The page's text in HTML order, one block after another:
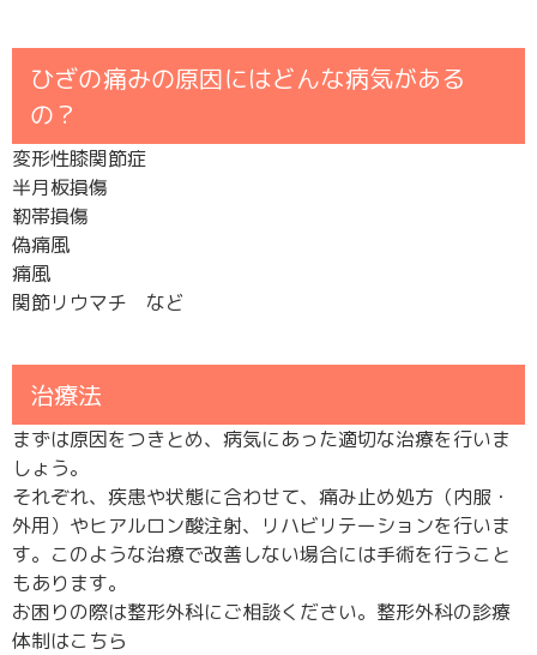
ひざの痛みの原因にはどんな病気がある
の？
変形性膝関節症
半月板損傷
靭帯損傷
偽痛風
痛風
関節リウマチ など
治療法
まずは原因をつきとめ、病気にあった適切な治療を行いま
しょう。
それぞれ、疾患や状態に合わせて、痛み止め処方（内服・
外用）やヒアルロン酸注射、リハビリテーションを行いま
す。このような治療で改善しない場合には手術を行うこと
もあります。
お困りの際は整形外科にご相談ください。整形外科の診療
体制はこちら